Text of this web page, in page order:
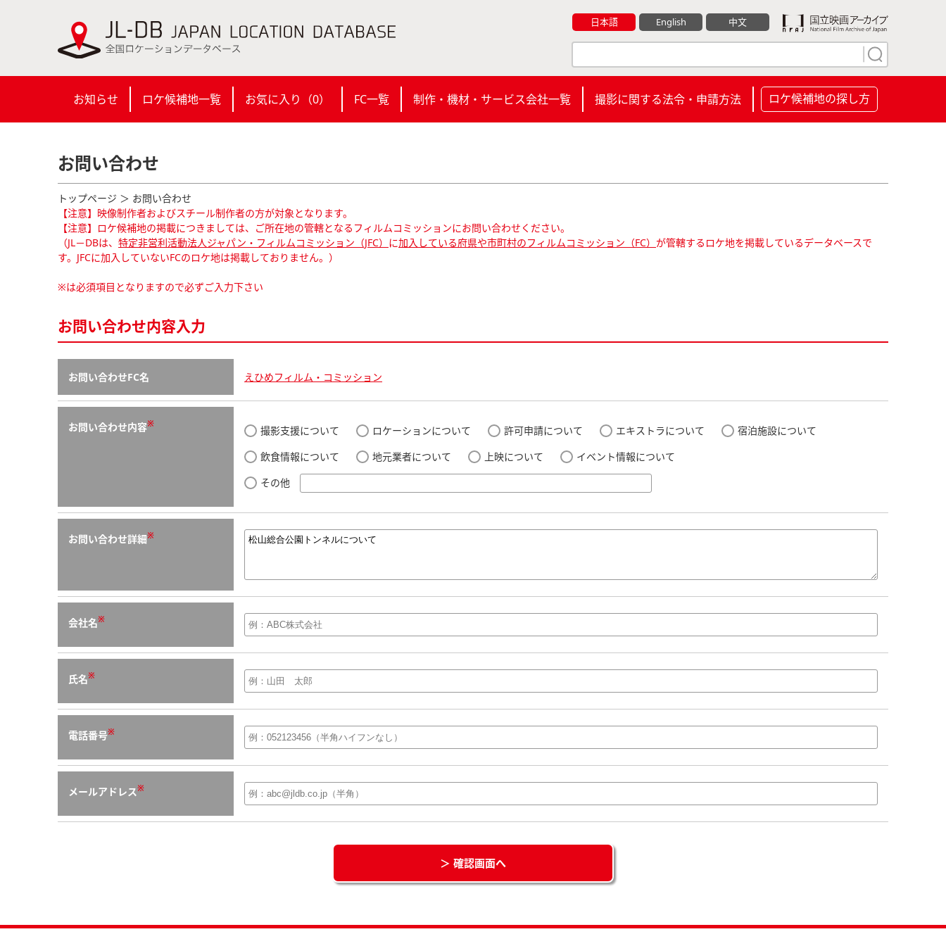
日本語 English 中文
お知らせ ロケ候補地一覧 お気に入り（0） FC一覧 制作・機材・サービス会社一覧 撮影に関する法令・申請方法 ロケ候補地の探し方
お問い合わせ
トップページ ＞ お問い合わせ
【注意】映像制作者およびスチール制作者の方が対象となります。
【注意】ロケ候補地の掲載につきましては、ご所在地の管轄となるフィルムコミッションにお問い合わせください。
（JL－DBは、 特定非営利活動法人ジャパン・フィルムコミッション（JFC） に加入している府県や市町村のフィルムコミッション（FC） が管轄するロケ地を掲載しているデータベースで
す。JFCに加入していないFCのロケ地は掲載しておりません。）
※は必須項目となりますので必ずご入力下さい
お問い合わせ内容入力
お問い合わせFC名 えひめフィルム・コミッション
お問い合わせ内容※
撮影支援について ロケーションについて 許可申請について エキストラについて
宿泊施設について
飲食情報について
地元業者について 上映について
イベント情報について
その他
お問い合わせ詳細※
会社名※
氏名※
電話番号※
メールアドレス※
＞ 確認画面へ